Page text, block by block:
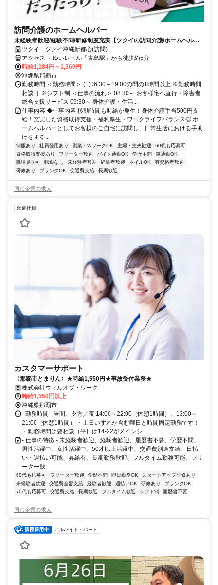
訪問介護のホームヘルパー
未経験者歓迎/経験不問/研修制度充実【ツクイの訪問介護/ホームヘルパ
ー求人】
ツクイ ツクイ沖縄新都心(訪問)
アクセス ・ゆいレール「古島駅」から徒歩約5分
時給1,184円～1,360円
沖縄県那覇市
勤務時間 ＜勤務時間＞ (1)06:30～19:00の間の1時間以上 ※勤務時間
相談可 ※シフト制 ＜仕事の流れ＞ 08:30～ お客様宅へ直行・障害者
総合支援サービス 09:30～ 身体介護・生活...
仕事内容 ◆仕事内容 移動時間も時給が発生！身体介護手当500円支
給！充実した資格取得支援・福利厚生・ワークライフバランス◎ ホ
ームヘルパーとしてお客様のご自宅に訪問し、日常生活における手助
けをする...
制服あり 社員登用あり 副業・WワークOK 主婦・主夫歓迎
60代も応募可
資格取得支援あり
フリーター歓迎 バイク通勤OK 学歴不問
車通勤OK
職場見学可
転勤なし 未経験者歓迎 経験者歓迎 ネイルOK
有資格者歓迎
研修あり
ブランクOK 交通費支給 長期歓迎
同じ企業の求人
派遣社員
カスタマーサポート
〈那覇市とまりん〉★時給1,550円★事故受付業務★
株式会社ウィルオブ・ワーク
時給1,550円以上
沖縄県那覇市
- 勤務時間 - 昼間、夕方／夜 14:00～22:00（休憩1時間）、13:00～
21:00（休憩1時間） ・土日いずれか含む曜日と時間固定勤務です！
・勤務時間は要相談（平日は14-22がメインシ...
- 仕事の特徴 - 未経験者歓迎、経験者歓迎、履歴書不要、学歴不問、
男性活躍中、女性活躍中、50才以上活躍中、交通費別途支給、日払
い・週払い可能、昇給有、長期勤務歓迎、フルタイム勤務可能、フリ
ーター歓...
60代も応募可 フリーター歓迎 学歴不問 即日勤務OK
スタートアップ研修あり
未経験者歓迎
交通費全額支給 経験者歓迎 週払いOK 研修あり
ブランクOK
70代も応募可
交通費支給 長期歓迎 フルタイム歓迎 シフト制 履歴書不要
同じ企業の求人
アルバイト・パート